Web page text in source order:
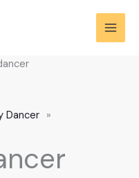
Dancer
»